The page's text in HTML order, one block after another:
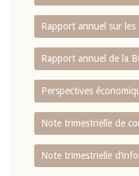
Rapport annuel sur les
Rapport annuel de la
Perspectives
Note trimestrielle de
Note trimestrielle